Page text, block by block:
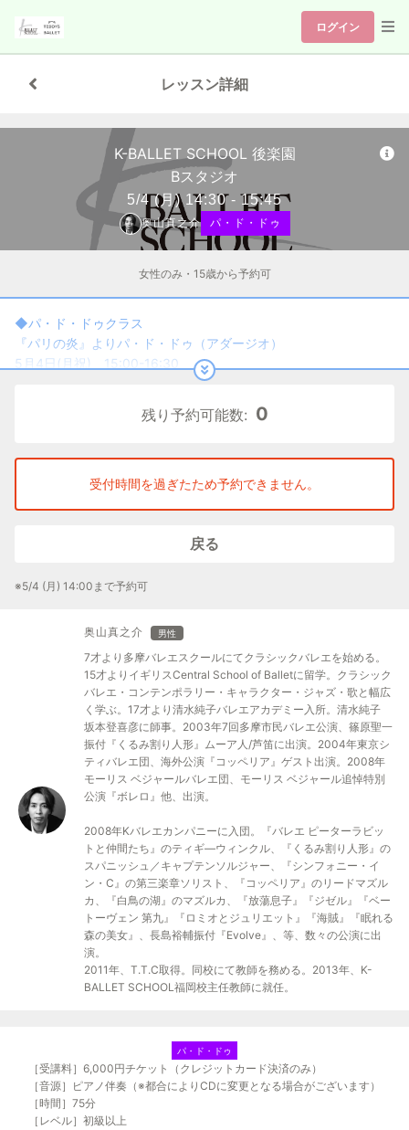
ログイン
レッスン詳細
K-BALLET SCHOOL 後楽園
Bスタジオ
5/4 (月) 14:30 - 15:45
奥山真之介 パ・ド・ドゥ
女性のみ・15歳から予約可
◆パ・ド・ドゥクラス
『パリの炎』よりパ・ド・ドゥ（アダージオ）
5月4日(月祝) 15:00-16:30
料金：6,000円チケット
※アップクラスとして直前の「初級」のご受講をお願いいたしま
※バレエシューズ、ポワントどちらでもご受講いただけます。
残り予約可能数: 0
受付時間を過ぎたため予約できません。
戻る
※5/4 (月) 14:00まで予約可
奥山真之介 男性
7才より多摩バレエスクールにてクラシックバレエを始める。
15才よりイギリスCentral School of Balletに留学。クラシック
バレエ・コンテンポラリー・キャラクター・ジャズ・歌と幅広
く学ぶ。17才より清水純子バレエアカデミー入所。清水純子
坂本登喜彦に師事。2003年7回多摩市民バレエ公演、篠原聖一
振付『くるみ割り人形』ムーア人/芦笛に出演。2004年東京シ
ティバレエ団、海外公演『コッペリア』ゲスト出演。2008年
モーリス ベジャールバレエ団、モーリス ベジャール追悼特別
公演『ボレロ』他、出演。
2008年Kバレエカンパニーに入団。『バレエ ピーターラビッ
トと仲間たち』のティギ―ウィンクル、『くるみ割り人形』の
スパニッシュ／キャプテンソルジャー、『シンフォニー・イ
ン・C』の第三楽章ソリスト、『コッペリア』のリードマズル
カ、『白鳥の湖』のマズルカ、『放蕩息子』『ジゼル』『ベー
トーヴェン 第九』『ロミオとジュリエット』『海賊』『眠れる
森の美女』、長島裕輔振付『Evolve』、等、数々の公演に出
演。
2011年、T.T.C取得。同校にて教師を務める。2013年、K-
BALLET SCHOOL福岡校主任教師に就任。
パ・ド・ドゥ
［受講料］6,000円チケット（クレジットカード決済のみ）
［音源］ピアノ伴奏（※都合によりCDに変更となる場合がございます）
［時間］75分
［レベル］初級以上